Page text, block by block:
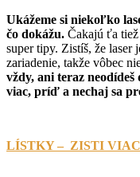
Ukážeme si niekoľko
čo dokážu. Čakajú ťa
super tipy. Zistíš, že laser
zariadenie, takže vôbec
vždy, ani teraz
viac, príď a nechaj sa
LÍSTKY – ZISTI